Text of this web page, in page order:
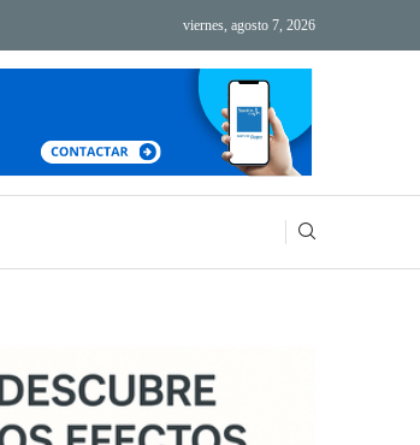
BASURA MENTAL: LA IMPORTANCIA DE
viernes, agosto 7, 2026